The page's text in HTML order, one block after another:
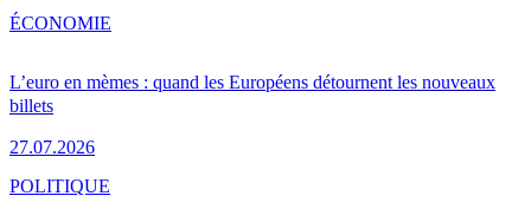
L’euro en mèmes : quand les Européens détournent les nouveaux
billets
27.07.2026
ÉCONOMIE
POLITIQUE